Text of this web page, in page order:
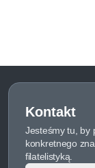
Kontakt
Jesteśmy tu, by
konkretnego
filatelistyką.